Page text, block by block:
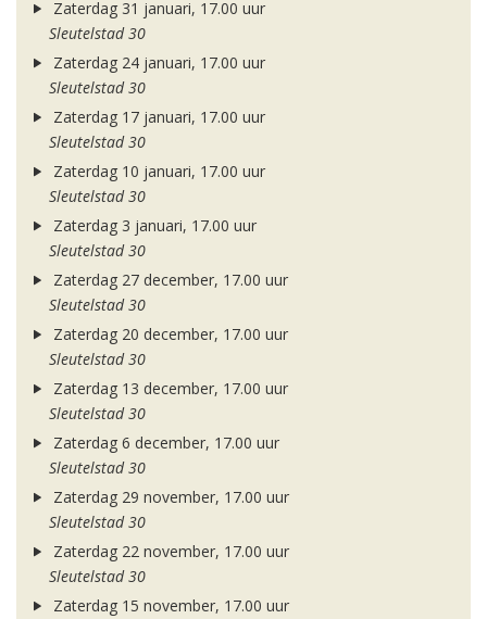
Zaterdag 31 januari, 17.00 uur
Sleutelstad 30
Zaterdag 24 januari, 17.00 uur
Sleutelstad 30
Zaterdag 17 januari, 17.00 uur
Sleutelstad 30
Zaterdag 10 januari, 17.00 uur
Sleutelstad 30
Zaterdag 3 januari, 17.00 uur
Sleutelstad 30
Zaterdag 27 december, 17.00 uur
Sleutelstad 30
Zaterdag 20 december, 17.00 uur
Sleutelstad 30
Zaterdag 13 december, 17.00 uur
Sleutelstad 30
Zaterdag 6 december, 17.00 uur
Sleutelstad 30
Zaterdag 29 november, 17.00 uur
Sleutelstad 30
Zaterdag 22 november, 17.00 uur
Sleutelstad 30
Zaterdag 15 november, 17.00 uur